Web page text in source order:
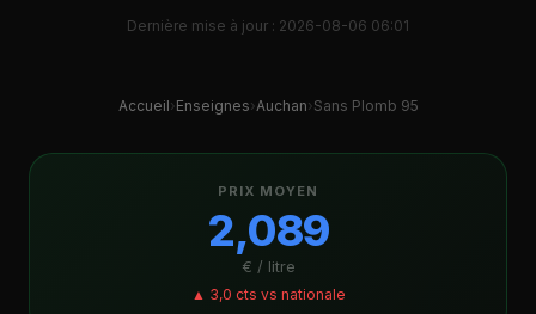
Dernière mise à jour : 2026-08-06 06:01
Accueil› Enseignes›Auchan› Sans Plomb 95
PRIX MOYEN
2,089
€ / litre
▲ 3,0 cts vs nationale